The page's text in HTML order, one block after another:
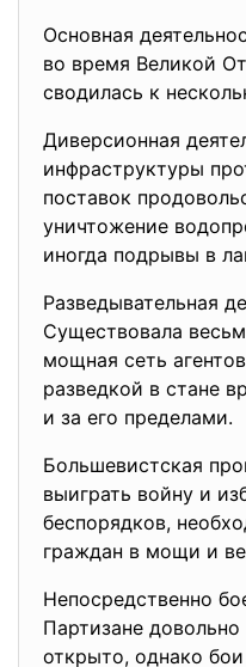
Основная
во время Великой
сводилась к
Диверсионная
инфраструктуры
поставок
уничтожение
иногда подрывы в
Разведывательная
Существовала
мощная сеть
разведкой в стане
и за его пределами.
Большевистская
выиграть войну и
беспорядков,
граждан в мощи и
Непосредственно
Партизане
открыто, однако